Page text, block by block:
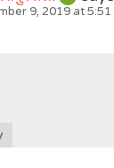
9, 2019 at 5:51